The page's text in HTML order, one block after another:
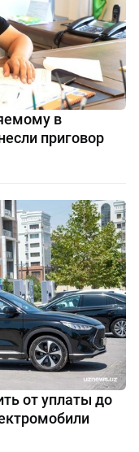
в
приговор
от уплаты до